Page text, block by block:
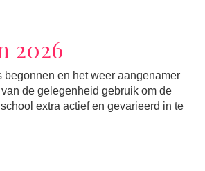
2026
begonnen en het weer aangenamer
de gelegenheid gebruik om de
extra actief en gevarieerd in te